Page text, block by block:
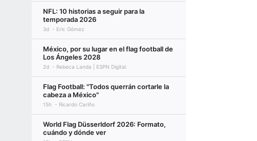
NFL: 10 historias a seguir para la
temporada 2026
3d Eric Gómez
México, por su lugar en el flag football de
Los Ángeles 2028
2d Rebeca Landa | ESPN Digital
Flag Football: "Todos querrán cortarle la
cabeza a México"
15h Ricardo Cariño
World Flag Düsserldorf 2026: Formato,
cuándo y dónde ver